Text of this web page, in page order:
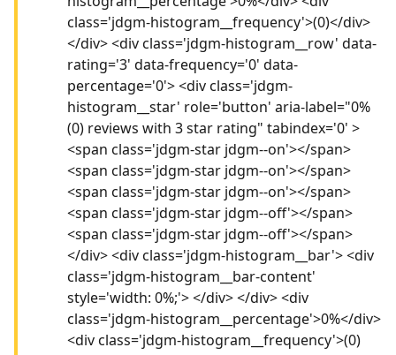
class='jdgm-histogram__frequency'>(0)</div>
</div> <div class='jdgm-histogram__row' data-
rating='3' data-frequency='0' data-
percentage='0'> <div class='jdgm-
histogram__star' role='button' aria-label="0%
(0) reviews with 3 star rating" tabindex='0' >
<span class='jdgm-star jdgm--on'></span>
<span class='jdgm-star jdgm--on'></span>
<span class='jdgm-star jdgm--on'></span>
<span class='jdgm-star jdgm--off'></span>
<span class='jdgm-star jdgm--off'></span>
</div> <div class='jdgm-histogram__bar'> <div
class='jdgm-histogram__bar-content'
style='width: 0%;'> </div> </div> <div
class='jdgm-histogram__percentage'>0%</div>
<div class='jdgm-histogram__frequency'>(0)